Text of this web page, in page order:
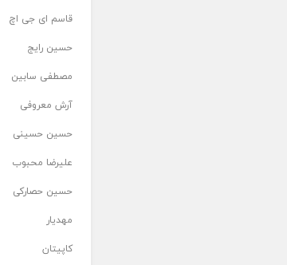
قاسم ای جی اچ
حسین رایج
مصطفی سابین
آرش معروفی
حسین حسینی
علیرضا محبوب
حسین حصارکی
مهدیار
کاپیتان